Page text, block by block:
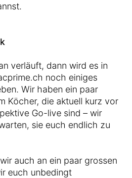
verläuft, dann wird es in
noch einiges
Wir haben ein paar
Köcher, die aktuell kurz vor
Go-live sind – wir
sie euch endlich zu
auch an ein paar grossen
euch unbedingt